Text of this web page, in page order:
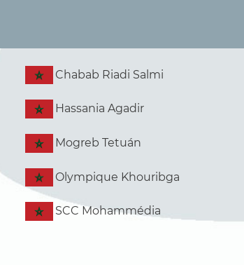
Chabab Riadi Salmi
Hassania Agadir
Mogreb Tetuán
Olympique Khouribga
SCC Mohammédia